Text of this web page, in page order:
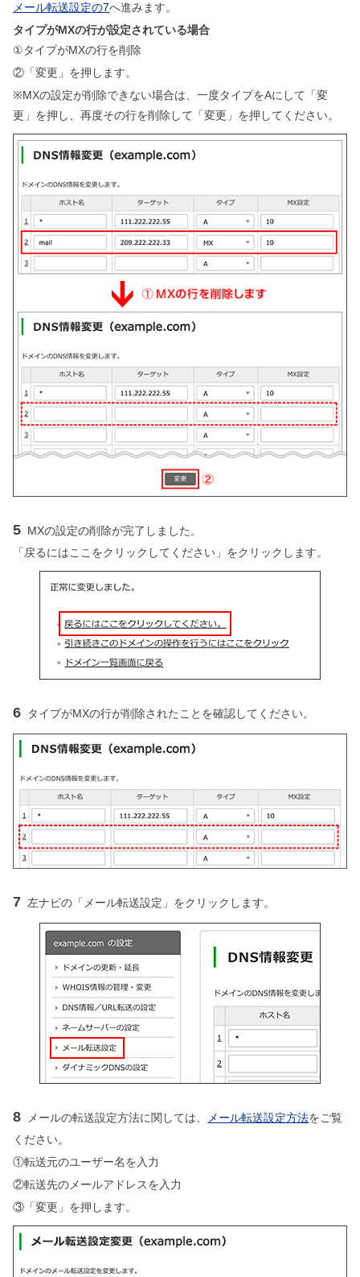
メール転送設定の7へ進みます。
タイプがMXの行が設定されている場合
①タイプがMXの行を削除
②「変更」を押します。
※MXの設定が削除できない場合は、一度タイプをAにして「変
更」を押し、再度その行を削除して「変更」を押してください。
5 MXの設定の削除が完了しました。
「戻るにはここをクリックしてください」をクリックします。
6 タイプがMXの行が削除されたことを確認してください。
7 左ナビの「メール転送設定」をクリックします。
8 メールの転送設定方法に関しては、 メール転送設定方法をご覧
ください。
①転送元のユーザー名を入力
②転送先のメールアドレスを入力
③「変更」を押します。